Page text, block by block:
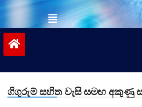
ගිගුරුම් සහිත වැසි සමඟ අකුණු